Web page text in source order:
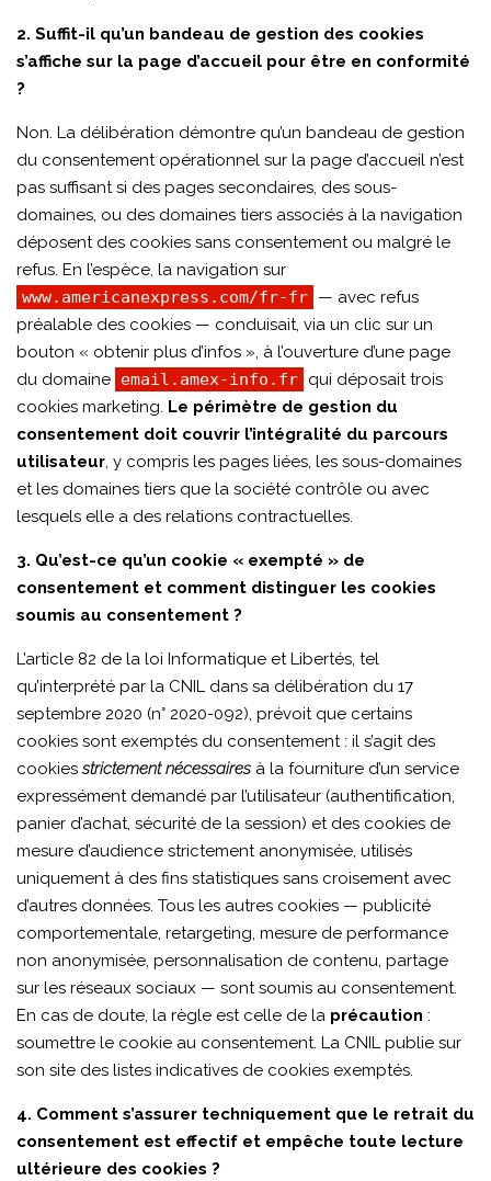
2. Suffit-il qu’un bandeau de gestion des cookies
s’affiche sur la page d’accueil pour être en conformité
?
Non. La délibération démontre qu’un bandeau de gestion
du consentement opérationnel sur la page d’accueil n’est
pas suffisant si des pages secondaires, des sous-
domaines, ou des domaines tiers associés à la navigation
déposent des cookies sans consentement ou malgré le
refus. En l’espèce, la navigation sur
www.americanexpress.com/fr-fr — avec refus
préalable des cookies — conduisait, via un clic sur un
bouton « obtenir plus d’infos », à l’ouverture d’une page
du domaine email.amex-info.fr qui déposait trois
cookies marketing. Le périmètre de gestion du
consentement doit couvrir l’intégralité du parcours
utilisateur, y compris les pages liées, les sous-domaines
et les domaines tiers que la société contrôle ou avec
lesquels elle a des relations contractuelles.
3. Qu’est-ce qu’un cookie « exempté » de
consentement et comment distinguer les cookies
soumis au consentement ?
L’article 82 de la loi Informatique et Libertés, tel
qu’interprété par la CNIL dans sa délibération du 17
septembre 2020 (n° 2020-092), prévoit que certains
cookies sont exemptés du consentement : il s’agit des
cookiesstrictement nécessaires à la fourniture d’un service
expressément demandé par l’utilisateur (authentification,
panier d’achat, sécurité de la session) et des cookies de
mesure d’audience strictement anonymisée, utilisés
uniquement à des fins statistiques sans croisement avec
d’autres données. Tous les autres cookies — publicité
comportementale, retargeting, mesure de performance
non anonymisée, personnalisation de contenu, partage
sur les réseaux sociaux — sont soumis au consentement.
En cas de doute, la règle est celle de la précaution :
soumettre le cookie au consentement. La CNIL publie sur
son site des listes indicatives de cookies exemptés.
4. Comment s’assurer techniquement que le retrait du
consentement est effectif et empêche toute lecture
ultérieure des cookies ?